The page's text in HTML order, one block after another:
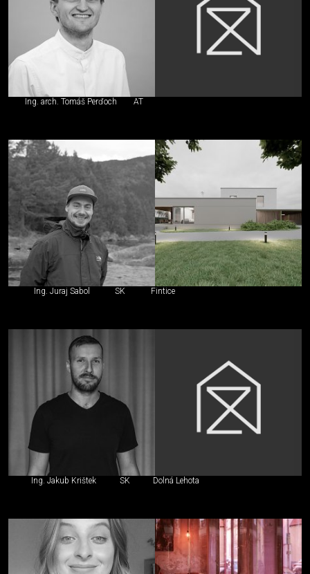
Ing. arch. Tomáš Perďoch AT
Ing. Juraj Sabol SK Fintice
Ing. Jakub Krištek SK Dolná Lehota